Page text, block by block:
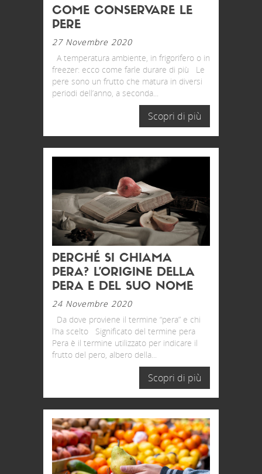
COME CONSERVARE LE
PERE
27 Novembre 2020
A temperatura ambiente, in frigorifero o in
freezer: ecco come farle durare di più Le
pere sono un frutto che matura in diversi
periodi dell’anno, a seconda...
Scopri di più
PERCHÉ SI CHIAMA
PERA? L’ORIGINE DELLA
PERA E DEL SUO NOME
24 Novembre 2020
Da dove proviene il termine “pera” e chi
l’ha scelto Significato del termine pera
Pera è il termine utilizzato per indicare il
frutto del pero, albero della...
Scopri di più